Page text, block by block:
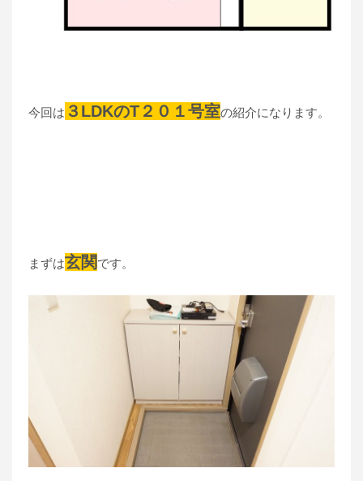
今回は ３LDKのT２０１号室の紹介になります。
まずは玄関です。